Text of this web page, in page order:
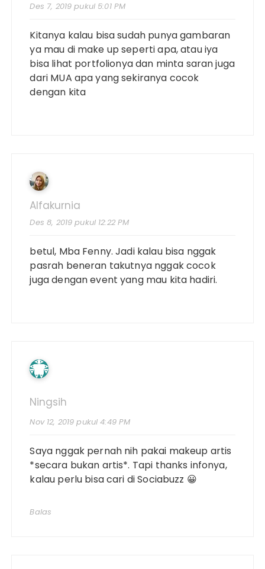
Des 7, 2019 pukul 5:01 PM
Kitanya kalau bisa sudah punya gambaran
ya mau di make up seperti apa, atau iya
bisa lihat portfolionya dan minta saran juga
dari MUA apa yang sekiranya cocok
dengan kita
Alfakurnia
Des 8, 2019 pukul 12:22 PM
betul, Mba Fenny. Jadi kalau bisa nggak
pasrah beneran takutnya nggak cocok
juga dengan event yang mau kita hadiri.
Ningsih
Nov 12, 2019 pukul 4:49 PM
Saya nggak pernah nih pakai makeup artis
*secara bukan artis*. Tapi thanks infonya,
kalau perlu bisa cari di Sociabuzz 😀
Balas